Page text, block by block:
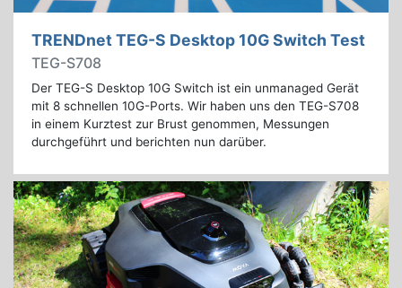
TRENDnet TEG-S Desktop 10G Switch Test
TEG-S708
Der TEG-S Desktop 10G Switch ist ein unmanaged Gerät
mit 8 schnellen 10G-Ports. Wir haben uns den TEG-S708
in einem Kurztest zur Brust genommen, Messungen
durchgeführt und berichten nun darüber.